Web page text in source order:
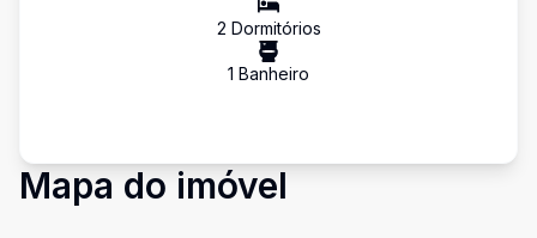
2 Dormitórios
1 Banheiro
Mapa do imóvel